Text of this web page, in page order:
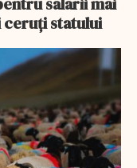
ceruți statului